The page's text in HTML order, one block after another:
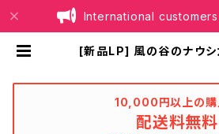
International
[新品LP] 風の谷のナウ
10,000円以上の購
配送料無料